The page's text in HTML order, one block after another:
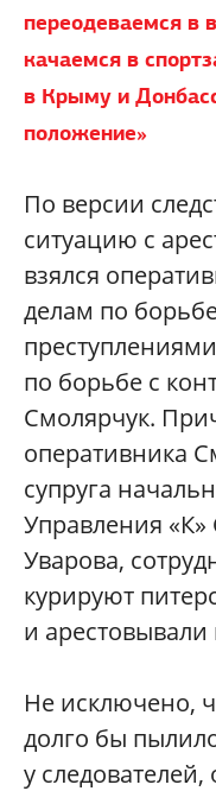
переодеваемся в
качаемся в
в Крыму и
положение»
По версии
ситуацию с
взялся
делам по
по борьбе с
Смолярчук.
оперативника
супруга
Управления
Уварова,
курируют
и арестовывали
Не исключено,
долго бы
у